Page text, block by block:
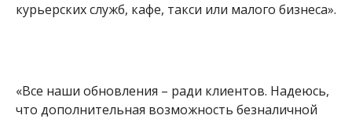
курьерских служб, кафе, такси или малого бизнеса».
«Все наши обновления – ради клиентов. Надеюсь,
что дополнительная возможность безналичной